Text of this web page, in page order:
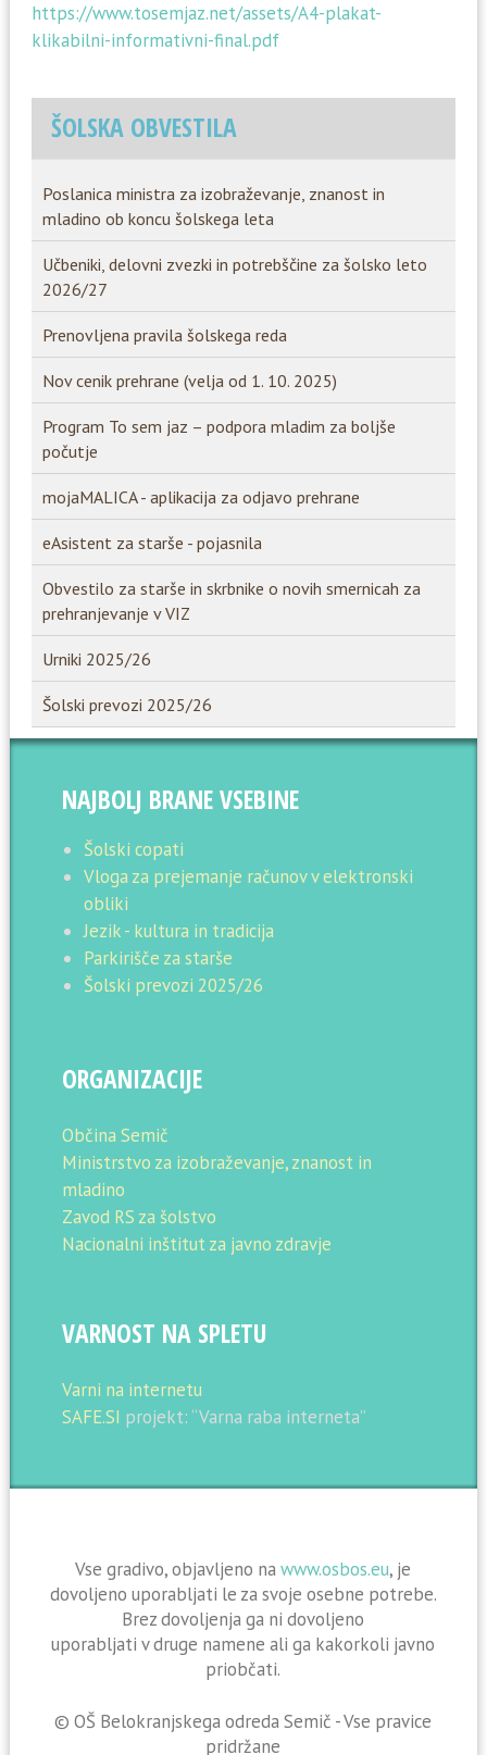
https://www.tosemjaz.net/assets/A4-plakat-
klikabilni-informativni-final.pdf
ŠOLSKA OBVESTILA
Poslanica ministra za izobraževanje, znanost in
mladino ob koncu šolskega leta
Učbeniki, delovni zvezki in potrebščine za šolsko leto
2026/27
Prenovljena pravila šolskega reda
Nov cenik prehrane (velja od 1. 10. 2025)
Program To sem jaz – podpora mladim za boljše
počutje
mojaMALICA - aplikacija za odjavo prehrane
eAsistent za starše - pojasnila
Obvestilo za starše in skrbnike o novih smernicah za
prehranjevanje v VIZ
Urniki 2025/26
Šolski prevozi 2025/26
NAJBOLJ BRANE VSEBINE
Šolski copati
Vloga za prejemanje računov v elektronski
obliki
Jezik - kultura in tradicija
Parkirišče za starše
Šolski prevozi 2025/26
ORGANIZACIJE
Občina Semič
Ministrstvo za izobraževanje, znanost in
mladino
Zavod RS za šolstvo
Nacionalni inštitut za javno zdravje
VARNOST NA SPLETU
Varni na internetu
SAFE.SI projekt: “Varna raba interneta”
Vse gradivo, objavljeno nawww.osbos.eu, je
dovoljeno uporabljati le za svoje osebne potrebe.
Brez dovoljenja ga ni dovoljeno
uporabljati v druge namene ali ga kakorkoli javno
priobčati.
© OŠ Belokranjskega odreda Semič - Vse pravice
pridržane